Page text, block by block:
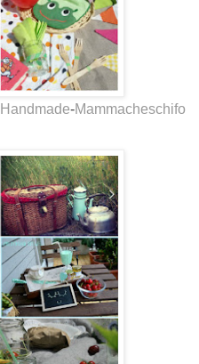
-Mammacheschifo